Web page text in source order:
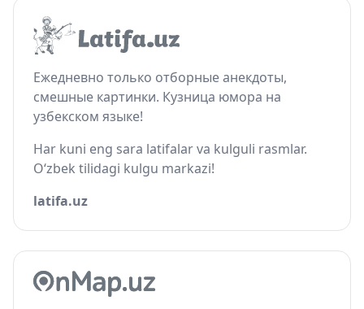
Ежедневно только отборные анекдоты,
смешные картинки. Кузница юмора на
узбекском языке!
Har kuni eng sara latifalar va kulguli rasmlar.
O‘zbek tilidagi kulgu markazi!
latifa.uz